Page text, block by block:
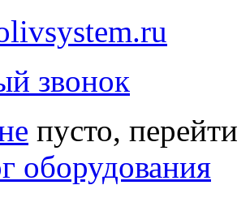
звонок
пусто, перейти
оборудования